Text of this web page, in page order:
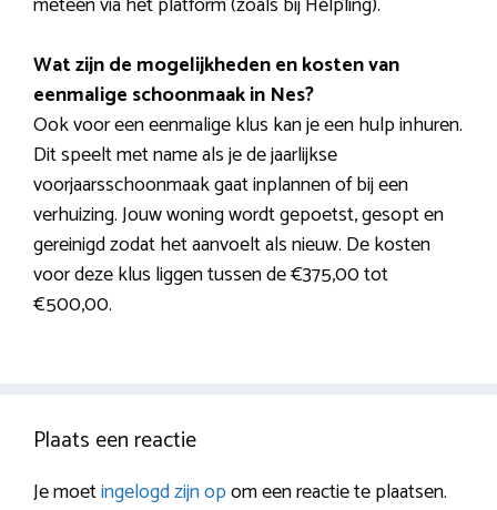
Wat zijn de mogelijkheden en kosten van
eenmalige schoonmaak in Nes?
Ook voor een eenmalige klus kan je een hulp inhuren.
Dit speelt met name als je de jaarlijkse
voorjaarsschoonmaak gaat inplannen of bij een
verhuizing. Jouw woning wordt gepoetst, gesopt en
gereinigd zodat het aanvoelt als nieuw. De kosten
voor deze klus liggen tussen de €375,00 tot
€500,00.
Plaats een reactie
Je moetingelogd zijn opom een reactie te plaatsen.